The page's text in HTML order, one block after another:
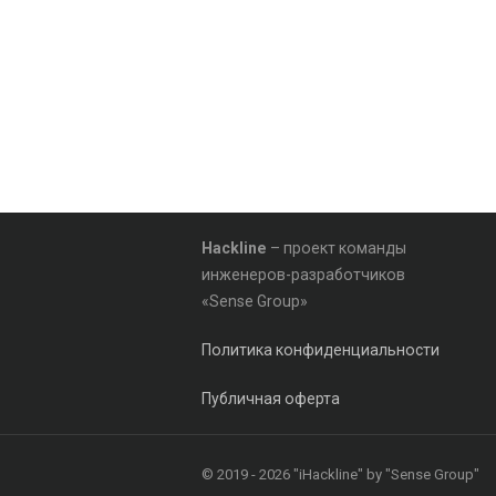
Hackline – проект команды
инженеров-разработчиков
«Sense Group»
Политика конфиденциальности
Публичная оферта
© 2019 - 2026 "iHackline" by "Sense Group"